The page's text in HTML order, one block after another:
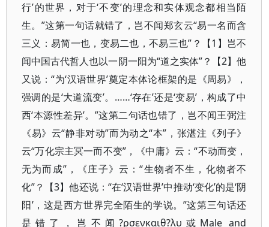
行’的世界，对于‘不变’的理念和实体观念都相当陌
生。”这第一句话就错了，岂不闻郑玄云“易一名而含
三义：易简一也，变易二也，不易三也”？【1】岂不
闻中国古代哲人也以一阴一阳为“道之实体”？【2】他
又说：“为‘汉语世界’奠定本体论框架的是《周易》，
强调的是‘大道流变’。……‘存在’还是‘变易’，构成了中
西‘本源性差异’。”这第二句话也错了，岂不闻王弼注
《易》云“静非对动”而为动之“本”，张湛注《列子》
云“万化宗主冥一而不变”，《中庸》云：“不动而变，
无为而成”，《庄子》云：“生物者不生，化物者不
化”？【3】他还说：“在‘汉语世界’中推动‘变化’的是‘阴
阳’，这是西方世界完全陌生的学说。”这第三句话还
是错了，岂不闻?ρσενκαιθ?λυ或Male and